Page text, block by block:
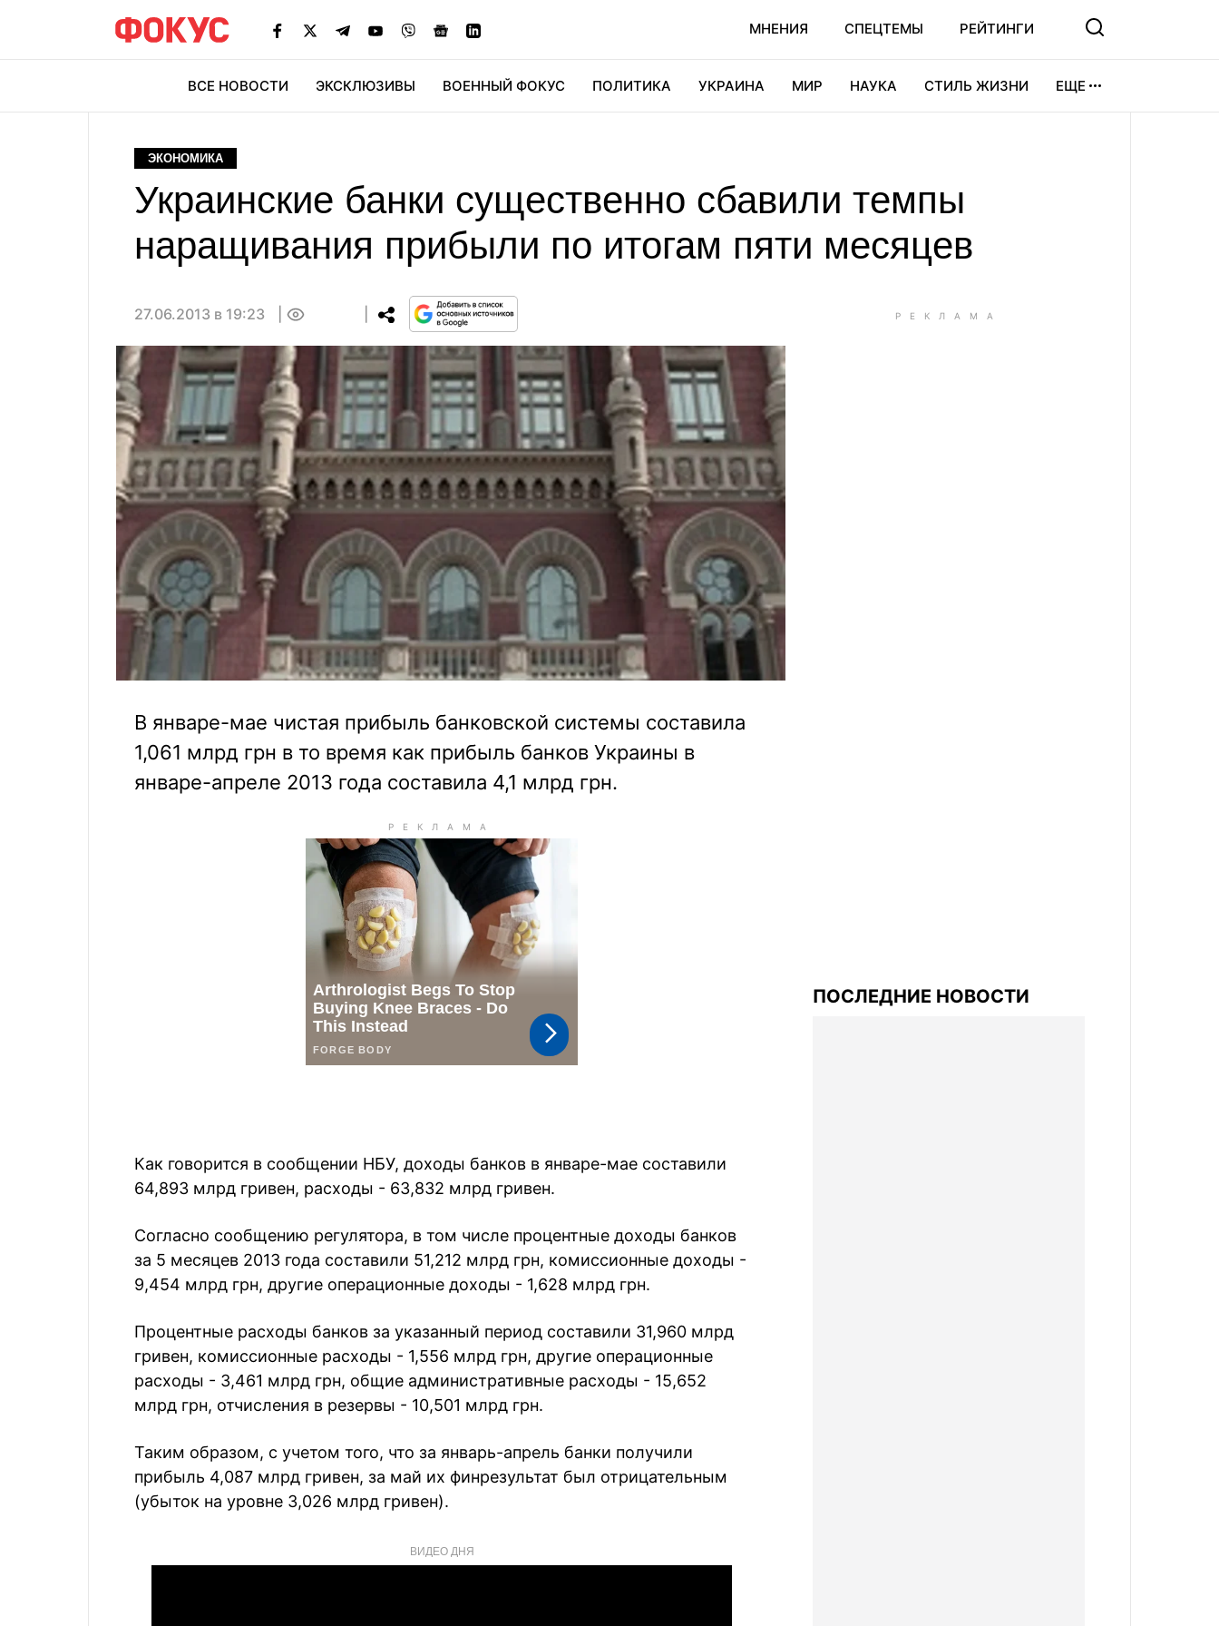
МНЕНИЯ СПЕЦТЕМЫ РЕЙТИНГИ
ВСЕ НОВОСТИ ЭКСКЛЮЗИВЫ ВОЕННЫЙ ФОКУС ПОЛИТИКА УКРАИНА МИР НАУКА СТИЛЬ ЖИЗНИ ЕЩЕ
ЭКОНОМИКА
Украинские банки существенно сбавили темпы
наращивания прибыли по итогам пяти месяцев
27.06.2013 в 19:23
В январе-мае чистая прибыль банковской системы составила
1,061 млрд грн в то время как прибыль банков Украины в
январе-апреле 2013 года составила 4,1 млрд грн.
Как говорится в сообщении НБУ, доходы банков в январе-мае составили
64,893 млрд гривен, расходы - 63,832 млрд гривен.
Согласно сообщению регулятора, в том числе процентные доходы банков
за 5 месяцев 2013 года составили 51,212 млрд грн, комиссионные доходы -
9,454 млрд грн, другие операционные доходы - 1,628 млрд грн.
Процентные расходы банков за указанный период составили 31,960 млрд
гривен, комиссионные расходы - 1,556 млрд грн, другие операционные
расходы - 3,461 млрд грн, общие административные расходы - 15,652
млрд грн, отчисления в резервы - 10,501 млрд грн.
Таким образом, с учетом того, что за январь-апрель банки получили
прибыль 4,087 млрд гривен, за май их финрезультат был отрицательным
(убыток на уровне 3,026 млрд гривен).
ВИДЕО ДНЯ
ПОСЛЕДНИЕ НОВОСТИ